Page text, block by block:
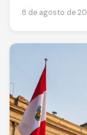
8 de agosto de